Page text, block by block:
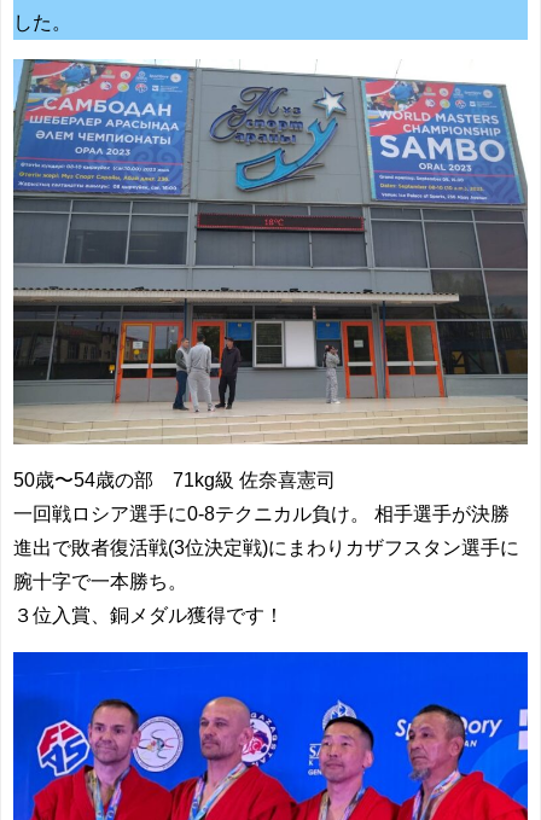
した。
50歳〜54歳の部 71kg級 佐奈喜憲司
一回戦ロシア選手に0-8テクニカル負け。 相手選手が決勝
進出で敗者復活戦(3位決定戦)にまわりカザフスタン選手に
腕十字で一本勝ち。
３位入賞、銅メダル獲得です！